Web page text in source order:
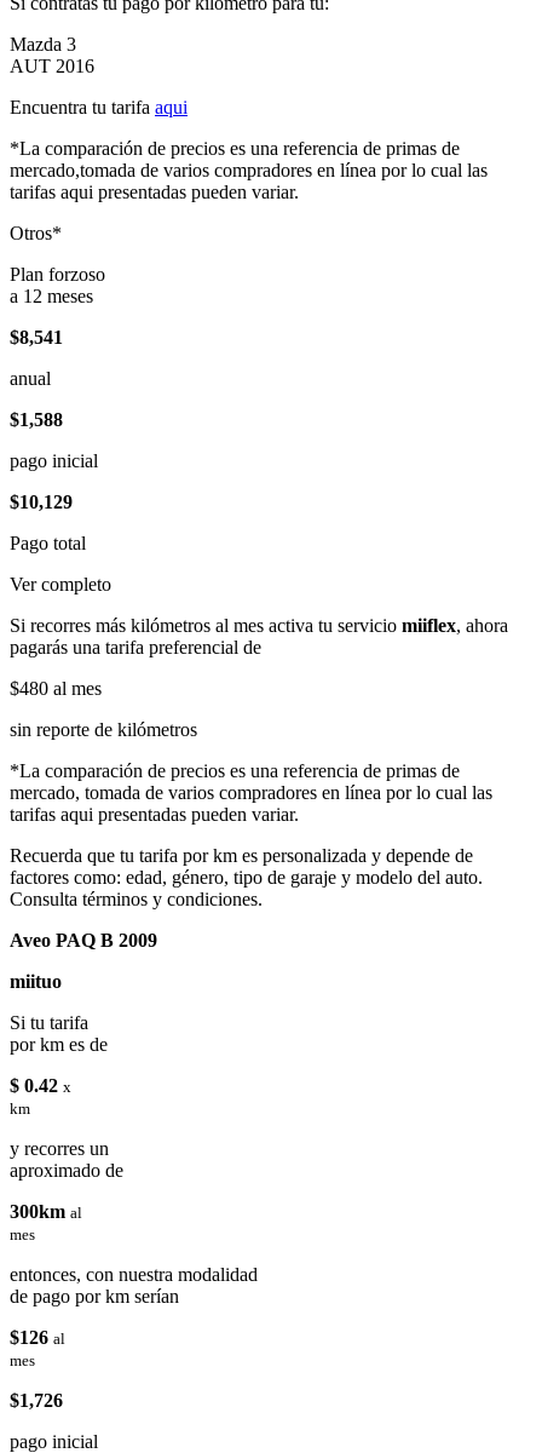
Mazda 3
AUT 2016
Encuentra tu tarifa aqui
*La comparación de precios es una referencia de primas de
mercado,tomada de varios compradores en línea por lo cual las
tarifas aqui presentadas pueden variar.
Otros*
Plan forzoso
a 12 meses
$8,541
anual
$1,588
pago inicial
$10,129
Pago total
Ver completo
Si recorres más kilómetros al mes activa tu servicio miiflex, ahora
pagarás una tarifa preferencial de
$480 al mes
sin reporte de kilómetros
*La comparación de precios es una referencia de primas de
mercado, tomada de varios compradores en línea por lo cual las
tarifas aqui presentadas pueden variar.
Recuerda que tu tarifa por km es personalizada y depende de
factores como: edad, género, tipo de garaje y modelo del auto.
Consulta términos y condiciones.
Aveo PAQ B 2009
miituo
Si tu tarifa
por km es de
$ 0.42 x
km
y recorres un
aproximado de
300km al
mes
entonces, con nuestra modalidad
de pago por km serían
$126 al
mes
$1,726
pago inicial